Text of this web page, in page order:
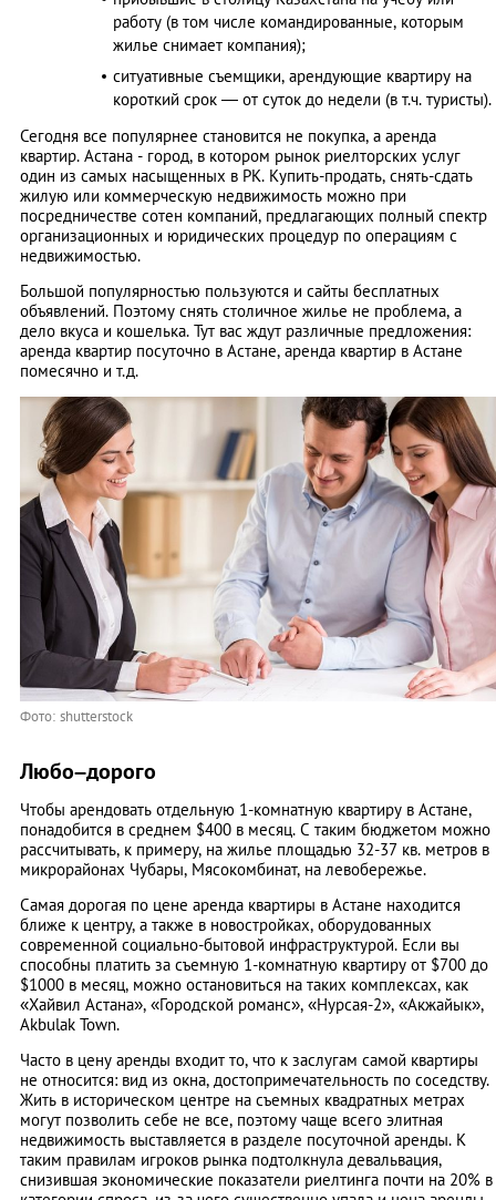
работу (в том числе командированные, которым
жилье снимает компания);
ситуативные съемщики, арендующие квартиру на
короткий срок — от суток до недели (в т.ч. туристы).
Сегодня все популярнее становится не покупка, а аренда
квартир. Астана - город, в котором рынок риелторских услуг
один из самых насыщенных в РК. Купить-продать, снять-сдать
жилую или коммерческую недвижимость можно при
посредничестве сотен компаний, предлагающих полный спектр
организационных и юридических процедур по операциям с
недвижимостью.
Большой популярностью пользуются и сайты бесплатных
объявлений. Поэтому снять столичное жилье не проблема, а
дело вкуса и кошелька. Тут вас ждут различные предложения:
аренда квартир посуточно в Астане, аренда квартир в Астане
помесячно и т.д.
Фото: shutterstock
Любо–дорого
Чтобы арендовать отдельную 1-комнатную квартиру в Астане,
понадобится в среднем $400 в месяц. С таким бюджетом можно
рассчитывать, к примеру, на жилье площадью 32-37 кв. метров в
микрорайонах Чубары, Мясокомбинат, на левобережье.
Самая дорогая по цене аренда квартиры в Астане находится
ближе к центру, а также в новостройках, оборудованных
современной социально-бытовой инфраструктурой. Если вы
способны платить за съемную 1-комнатную квартиру от $700 до
$1000 в месяц, можно остановиться на таких комплексах, как
«Хайвил Астана», «Городской романс», «Нурсая-2», «Акжайык»,
Akbulak Town.
Часто в цену аренды входит то, что к заслугам самой квартиры
не относится: вид из окна, достопримечательность по соседству.
Жить в историческом центре на съемных квадратных метрах
могут позволить себе не все, поэтому чаще всего элитная
недвижимость выставляется в разделе посуточной аренды. К
таким правилам игроков рынка подтолкнула девальвация,
снизившая экономические показатели риелтинга почти на 20% в